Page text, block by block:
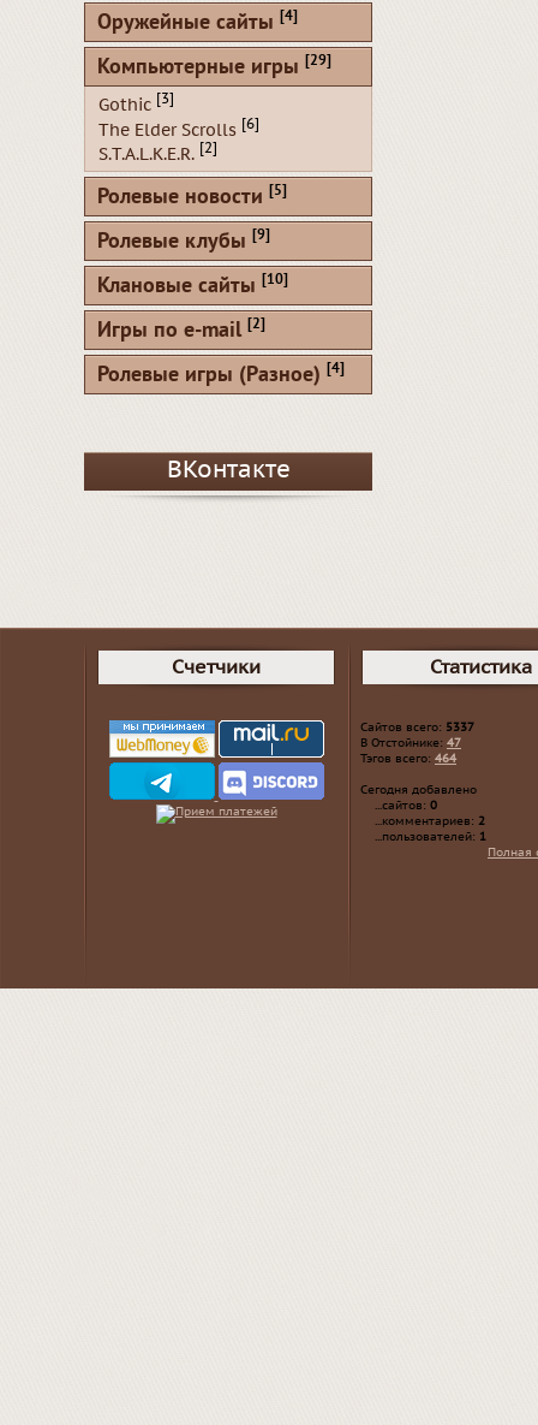
Оружейные сайты [4]
Компьютерные игры [29]
Gothic [3]
The Elder Scrolls [6]
S.T.A.L.K.E.R. [2]
Ролевые новости [5]
Ролевые клубы [9]
Клановые сайты [10]
Игры по e-mail [2]
Ролевые игры (Разное) [4]
ВКонтакте
Счетчики Статистика
Сайтов всего: 5337
В Отстойнике: 47
Тэгов всего: 464
Сегодня добавлено
...сайтов: 0
...комментариев: 2
...пользователей: 1
Полная